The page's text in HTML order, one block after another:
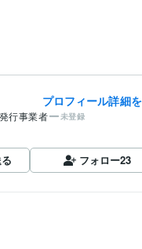
プロフィール詳細
行事業者 未登録
フォロー23